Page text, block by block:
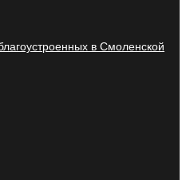
в Смоленской